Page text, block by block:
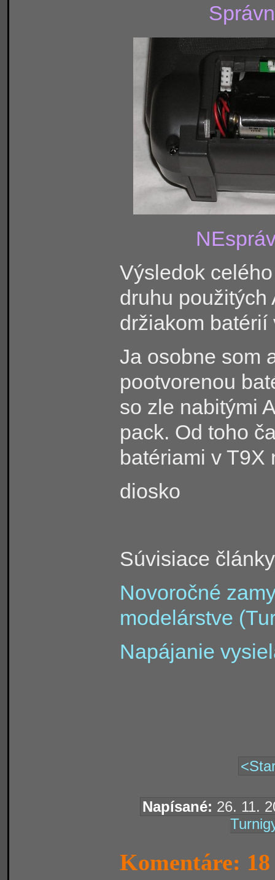
Výsledok
druhu použitých
držiakom
Ja osobne som
pootvorenou
so zle nabitými
pack. Od toho
batériami v
diosko
Súvisiace
Novoročné
modelárstve
Napájanie
Napísané: 26. 11.
Komentáre: 18